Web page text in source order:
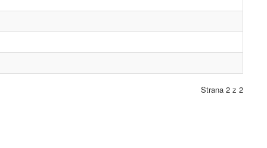
Strana 2 z 2